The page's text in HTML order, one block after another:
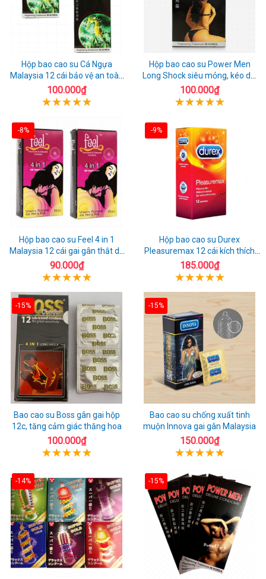
Hộp bao cao su Cá Ngựa
Malaysia 12 cái bảo vệ an toàn
tuyệt đối
100.000₫
Hộp bao cao su Power Men
Long Shock siêu mỏng, kéo dài
quan hệ thoải mái
100.000₫
-8%
Hộp bao cao su Feel 4 in 1
Malaysia 12 cái gai gân thắt dễ
sử dụng
90.000₫
-9%
Hộp bao cao su Durex
Pleasuremax 12 cái kích thích
tăng khoái cảm
185.000₫
-15%
Bao cao su Boss gân gai hộp
12c, tăng cảm giác thăng hoa
100.000₫
-15%
Bao cao su chống xuất tinh
muộn Innova gai gân Malaysia
150.000₫
-14% -15%